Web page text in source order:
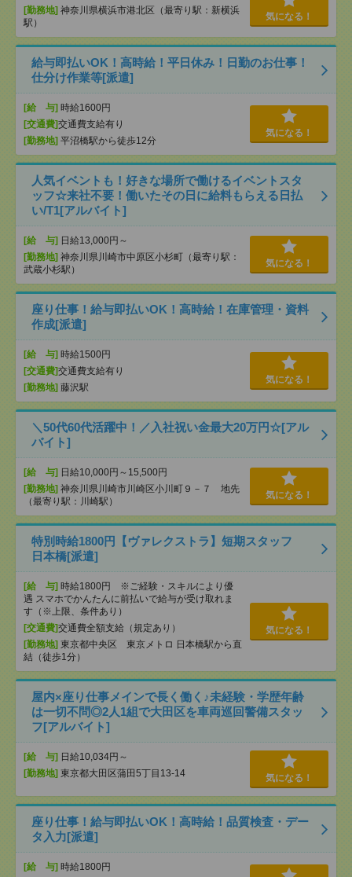
[勤務地] 神奈川県横浜市港北区（最寄り駅：新横浜
駅）
気になる！
給与即払いOK！高時給！平日休み！日勤のお仕事！
仕分け作業等[派遣]
[給 与] 時給1600円
[交通費]交通費支給有り
[勤務地] 平沼橋駅から徒歩12分
気になる！
人気イベントも！好きな場所で働けるイベントスタ
ッフ☆来社不要！働いたその日に給料もらえる日払
い/T1[アルバイト]
[給 与] 日給13,000円～
[勤務地] 神奈川県川崎市中原区小杉町（最寄り駅：
武蔵小杉駅）
気になる！
座り仕事！給与即払いOK！高時給！在庫管理・資料
作成[派遣]
[給 与] 時給1500円
[交通費]交通費支給有り
[勤務地] 藤沢駅
気になる！
＼50代60代活躍中！／入社祝い金最大20万円☆[アル
バイト]
[給 与] 日給10,000円～15,500円
[勤務地] 神奈川県川崎市川崎区小川町９－７ 地先
（最寄り駅：川崎駅）
気になる！
特別時給1800円【ヴァレクストラ】短期スタッフ
日本橋[派遣]
[給 与] 時給1800円 ※ご経験・スキルにより優
遇 スマホでかんたんに前払いで給与が受け取れま
す（※上限、条件あり）
[交通費]交通費全額支給（規定あり）
[勤務地] 東京都中央区 東京メトロ 日本橋駅から直
結（徒歩1分）
気になる！
屋内×座り仕事メインで長く働く♪未経験・学歴年齢
は一切不問◎2人1組で大田区を車両巡回警備スタッ
フ[アルバイト]
[給 与] 日給10,034円～
[勤務地] 東京都大田区蒲田5丁目13-14 気になる！
座り仕事！給与即払いOK！高時給！品質検査・デー
タ入力[派遣]
[給 与] 時給1800円